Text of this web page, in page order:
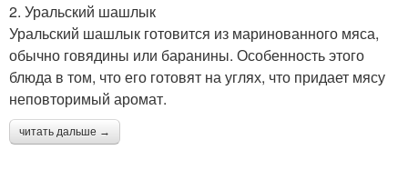
2. Уральский шашлык
Уральский шашлык готовится из маринованного мяса,
обычно говядины или баранины. Особенность этого
блюда в том, что его готовят на углях, что придает мясу
неповторимый аромат.
читать дальше →